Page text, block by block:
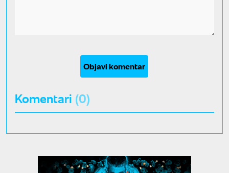
Objavi komentar
Komentari (0)